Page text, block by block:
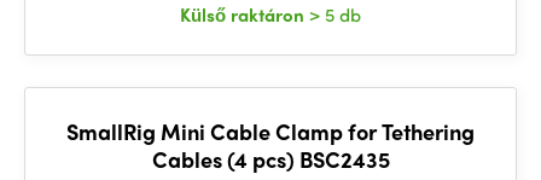
Külső raktáron > 5 db
SmallRig Mini Cable Clamp for Tethering
Cables (4 pcs) BSC2435